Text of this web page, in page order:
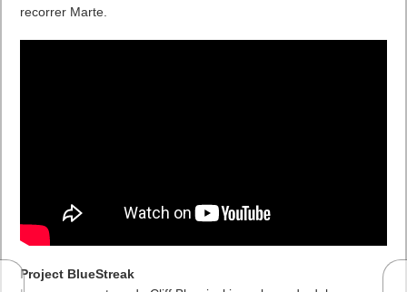
recorrer Marte.
Project BlueStreak